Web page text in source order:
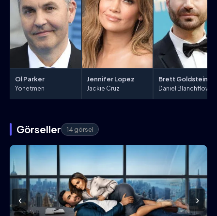
Ol Parker
Yönetmen
Jennifer Lopez
Jackie Cruz
Brett Goldstein
Daniel Blanchflower
Görseller 14 görsel
‹ ›